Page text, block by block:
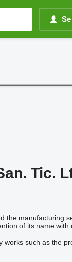
Tic.
the manufacturing
of its name with
such as the